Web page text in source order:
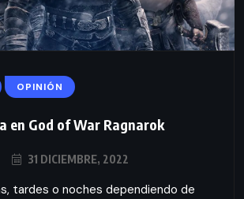
OPINIÓN
en God of War Ragnarok
31 DICIEMBRE, 2022
tardes o noches dependiendo de